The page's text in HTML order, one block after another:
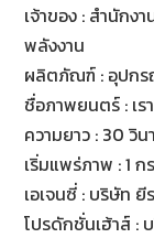
เจ้าของ : สำนักง
พลังงาน
ผลิตภัณฑ์ : อุปกร
ชื่อภาพยนตร์ : เร
ความยาว : 30 วิน
เริ่มแพร่ภาพ : 1
เอเจนซี่ : บริษัท ยี
โปรดักชั่นเฮ้าส์ :